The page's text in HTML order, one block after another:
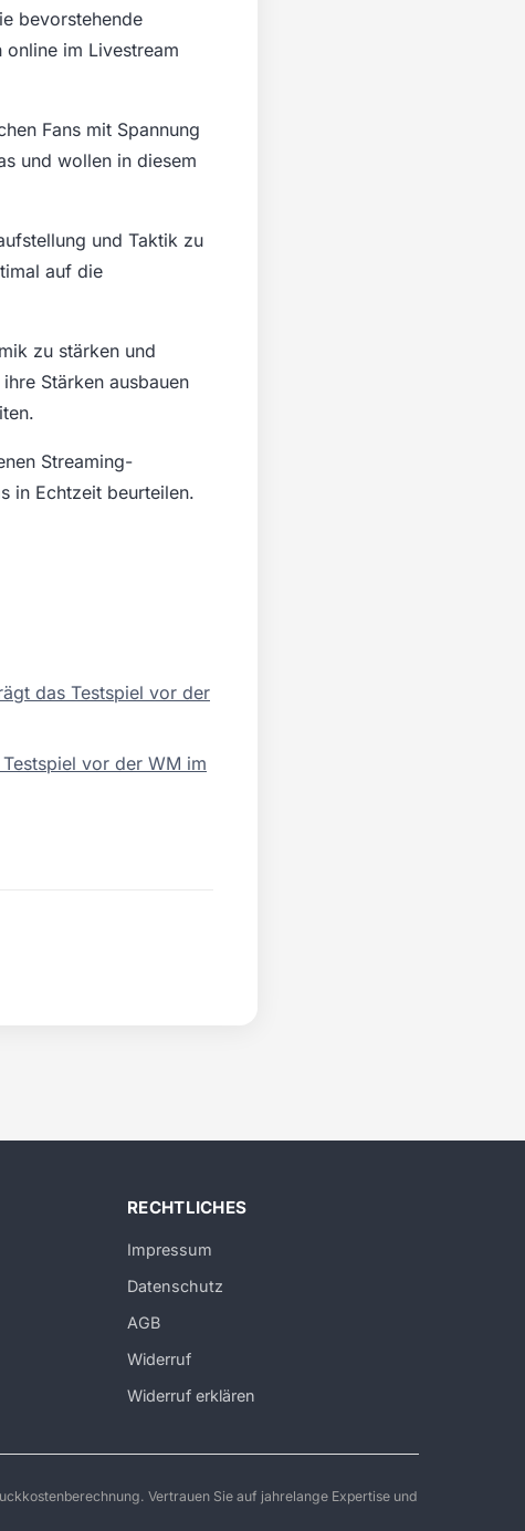
bevorstehende
im Livestream
Fans mit Spannung
und wollen in diesem
und Taktik zu
auf die
zu stärken und
Stärken ausbauen
Streaming-
in Echtzeit beurteilen.
das Testspiel vor der
vor der WM im
RECHTLICHES
Impressum
Datenschutz
AGB
Widerruf
Widerruf erklären
Vertrauen Sie auf jahrelange Expertise und